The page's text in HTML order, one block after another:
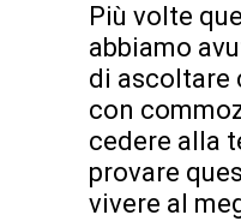
Più volte
abbiamo
di ascoltare
con
cedere alla
provare
vivere al